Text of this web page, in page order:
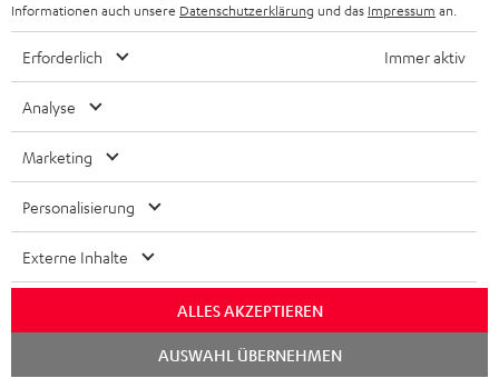
Zubehör
Notwendiges Zubehör ist im Lieferumfang
Informationen auch unsere Datenschutzerklärung und das Impressum an.
Erforderlich Immer aktiv
Analyse
Marketing
Personalisierung
Externe Inhalte
ALLES AKZEPTIEREN
AUSWAHL ÜBERNEHMEN